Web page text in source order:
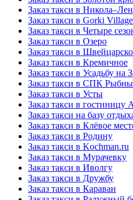
Заказ такси в
Заказ такси в Gorki Village
Заказ такси в Четыре
Заказ такси в Озеро
Заказ такси в
Заказ такси в Кремичное
Заказ такси в Усадьбу на
Заказ такси в СПК
Заказ такси в Усты
Заказ такси в
Заказ такси на базу
Заказ такси в Клёвое
Заказ такси в Родину
Заказ такси в Kochman.ru
Заказ такси в Мурачевку
Заказ такси в Иволгу
Заказ такси в Дружбу
Заказ такси в Караван